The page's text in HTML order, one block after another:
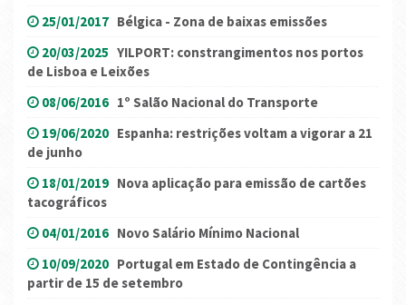
25/01/2017 Bélgica - Zona de baixas emissões
20/03/2025 YILPORT: constrangimentos nos portos
de Lisboa e Leixões
08/06/2016 1º Salão Nacional do Transporte
19/06/2020 Espanha: restrições voltam a vigorar a 21
de junho
18/01/2019 Nova aplicação para emissão de cartões
tacográficos
04/01/2016 Novo Salário Mínimo Nacional
10/09/2020 Portugal em Estado de Contingência a
partir de 15 de setembro